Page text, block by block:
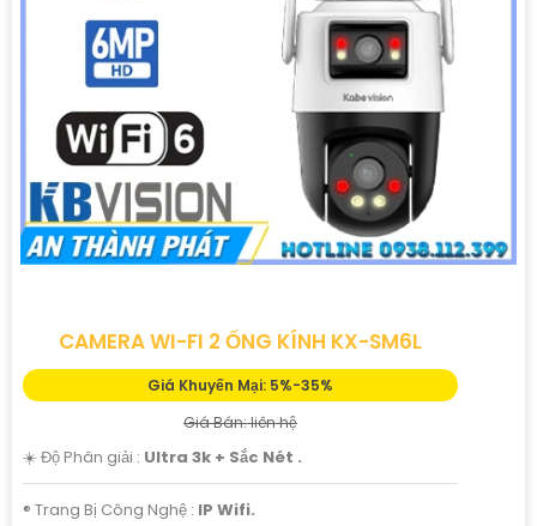
CAMERA WI-FI 2 ỐNG KÍNH KX-SM6L
Giá Khuyến Mại: 5%-35%
Giá Bán: liên hệ
☀️ Độ Phân giải : Ultra 3k + Sắc Nét .
®️ Trang Bị Công Nghệ : IP Wifi.